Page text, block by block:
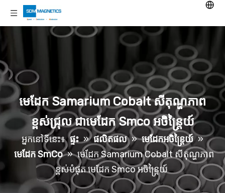
មេដែក Samarium Cobalt សីតុណ្ហភាព
ខ្ពស់ជ្រុល ជាមេដែក Smco អចិន្ត្រៃយ៍
អ្នកនៅទីនេះ៖ ផ្ទះ » ផលិតផល » មេដែកអចិន្រ្តៃយ៍ »
មេដែក SmCo » មេដែក Samarium Cobalt សីតុណ្ហភាព
ខ្ពស់បំផុត មេដែក Smco អចិន្ត្រៃយ៍